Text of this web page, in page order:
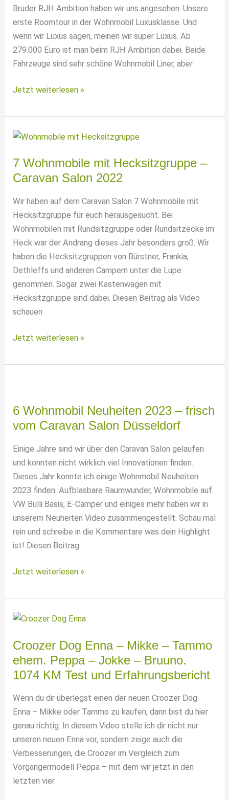
Bruder RJH Ambition haben wir uns angesehen. Unsere
erste Roomtour in der Wohnmobil Luxusklasse. Und
wenn wir Luxus sagen, meinen wir super Luxus. Ab
279.000 Euro ist man beim RJH Ambition dabei. Beide
Fahrzeuge sind sehr schöne Wohnmobil Liner, aber
Superliner
ab
439.000
RJH
Wohnmobil
Excellence
|
Ambition
Jetzt weiterlesen »
7 Wohnmobile mit Hecksitzgruppe –
Caravan Salon 2022
Wir haben auf dem Caravan Salon 7 Wohnmobile mit
Hecksitzgruppe für euch herausgesucht. Bei
Wohnmobilen mit Rundsitzgruppe oder Rundsitzecke im
Heck war der Andrang dieses Jahr besonders groß. Wir
haben die Hecksitzgruppen von Bürstner, Frankia,
Dethleffs und anderen Campern unter die Lupe
genommen. Sogar zwei Kastenwagen mit
Hecksitzgruppe sind dabei. Diesen Beitrag als Video
schauen
7
mit
Caravan
Jetzt weiterlesen »
6 Wohnmobil Neuheiten 2023 – frisch
vom Caravan Salon Düsseldorf
Einige Jahre sind wir über den Caravan Salon gelaufen
und konnten nicht wirklich viel Innovationen finden.
Dieses Jahr konnte ich einige Wohnmobil Neuheiten
2023 finden. Aufblasbare Raumwunder, Wohnmobile auf
VW Bulli Basis, E-Camper und einiges mehr haben wir in
unserem Neuheiten Video zusammengestellt. Schau mal
rein und schreibe in die Kommentare was dein Highlight
ist! Diesen Beitrag
6
Neuheiten
2023
frisch
vom
Salon
Düsseldorf
Jetzt weiterlesen »
Croozer Dog Enna – Mikke – Tammo
ehem. Peppa – Jokke – Bruuno.
1074 KM Test und Erfahrungsbericht
Wenn du dir überlegst einen der neuen Croozer Dog
Enna – Mikke oder Tammo zu kaufen, dann bist du hier
genau richtig. In diesem Video stelle ich dir nicht nur
unseren neuen Enna vor, sondern zeige auch die
Verbesserungen, die Croozer im Vergleich zum
Vorgängermodell Peppa – mit dem wir jetzt in den
letzten vier